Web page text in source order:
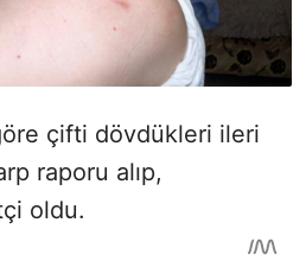
çifti dövdükleri ileri
raporu alıp,
oldu.